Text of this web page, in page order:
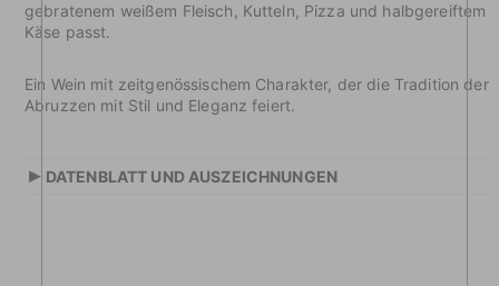
gebratenem weißem Fleisch, Kutteln, Pizza und halbgereiftem
Käse passt.
Ein Wein mit zeitgenössischem Charakter, der die Tradition der
Abruzzen mit Stil und Eleganz feiert.
▸ DATENBLATT UND AUSZEICHNUNGEN